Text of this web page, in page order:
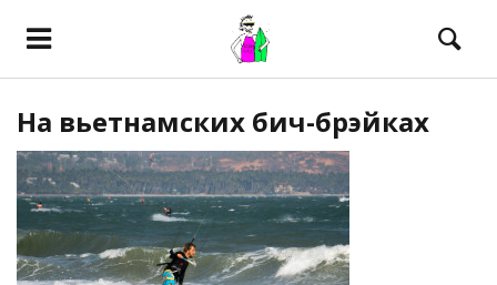
На вьетнамских бич-брэйках